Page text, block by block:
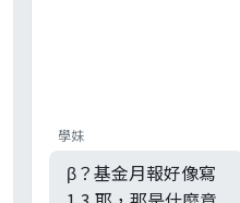
學妹
β？基金月報好像寫